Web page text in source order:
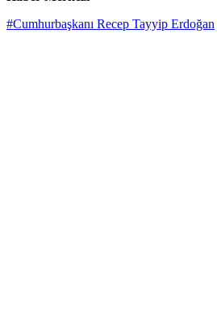
#Cumhurbaşkanı Recep Tayyip Erdoğan